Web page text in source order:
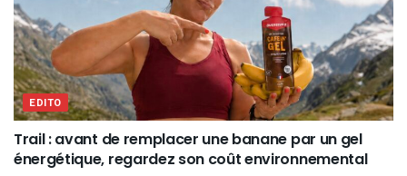
EDITO
Trail : avant de remplacer une banane par un gel
énergétique, regardez son coût environnemental